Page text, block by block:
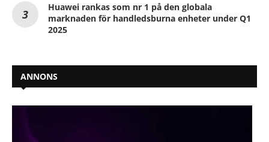
Huawei rankas som nr 1 på den globala
marknaden för handledsburna enheter under Q1
2025
ANNONS